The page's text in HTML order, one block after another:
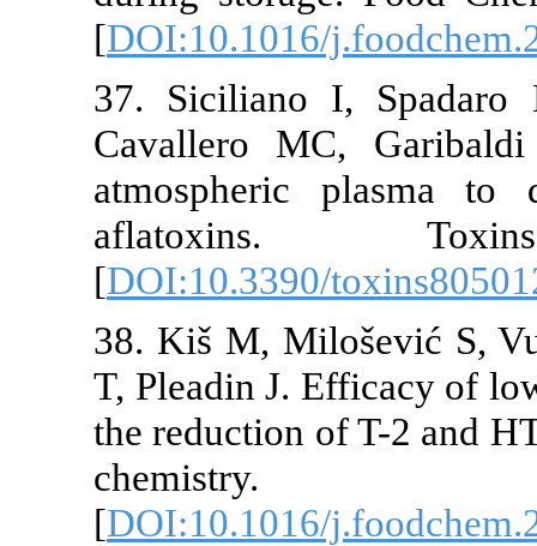
[DOI:10.1016/
37. Siciliano I,
Cavallero MC,
atmospheric
aflatoxins.
[DOI:10.3390/
38. Kiš M,
T, Pleadin J.
the reduction of T-2
chemistry.
[DOI:10.1016/